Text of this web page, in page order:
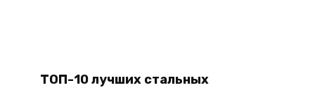
ТОП-10 лучших стальных